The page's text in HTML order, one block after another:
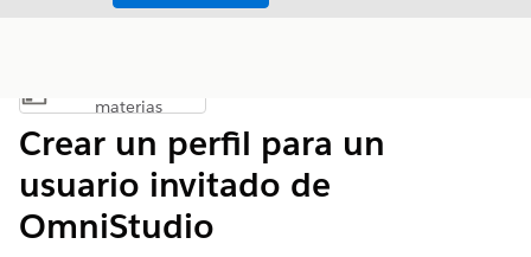
Mostrar índice de materias
materias
Crear un perfil para un
usuario invitado de
OmniStudio